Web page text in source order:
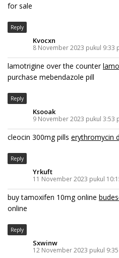
for sale
Reply
Kvocxn
8 November 2023 pukul 9:33
lamotrigine over the counter
purchase mebendazole pill
Reply
Ksooak
9 November 2023 pukul 3:53
cleocin 300mg pills erythromycin
Reply
Yrkuft
11 November 2023 pukul
buy tamoxifen 10mg online
online
Reply
Sxwinw
12 November 2023 pukul